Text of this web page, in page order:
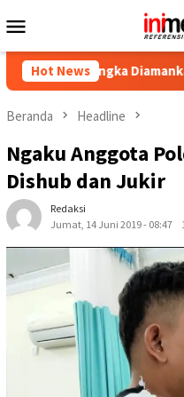
ke
Mobile
Hot News
Diamankan
Beranda Headline
Ngaku Anggota
Dishub dan Jukir
Redaksi
Jumat, 14 Juni 2019 - 08:47